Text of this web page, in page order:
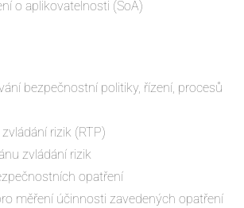
o aplikovatelnosti (SoA)
bezpečnostní politiky, řízení, procesů
rizik (RTP)
zvládání rizik
opatření
měření účinnosti zavedených opatření